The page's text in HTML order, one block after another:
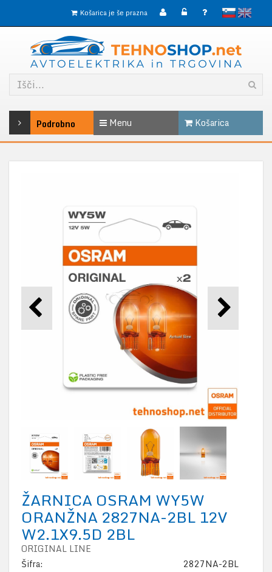
slovenskoEnglish
Košarica je še prazna
Podrobno Menu Košarica
ŽARNICA OSRAM WY5W
ORANŽNA 2827NA-2BL 12V
W2.1X9.5D 2BL
ORIGINAL LINE
Šifra:
2827NA-2BL